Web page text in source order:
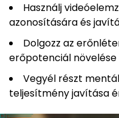
Használj
azonosítására és
Dolgozz az
erőpotenciál növelése
Vegyél részt
teljesítmény javítása